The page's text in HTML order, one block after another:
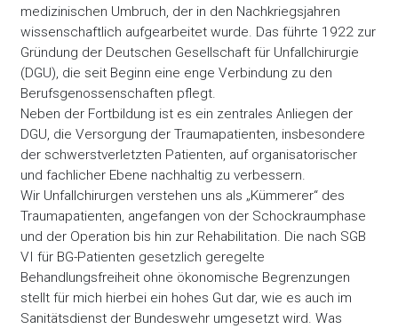
medizinischen Umbruch, der in den Nachkriegsjahren
wissenschaftlich aufgearbeitet wurde. Das führte 1922 zur
Gründung der Deutschen Gesellschaft für Unfallchirurgie
(DGU), die seit Beginn eine enge Verbindung zu den
Berufsgenossenschaften pflegt.
Neben der Fortbildung ist es ein zentrales Anliegen der
DGU, die Versorgung der Traumapatienten, insbesondere
der schwerstverletzten Patienten, auf organisatorischer
und fachlicher Ebene nachhaltig zu verbessern.
Wir Unfallchirurgen verstehen uns als „Kümmerer“ des
Traumapatienten, angefangen von der Schockraumphase
und der Operation bis hin zur Rehabilitation. Die nach SGB
VI für BG-Patienten gesetzlich geregelte
Behandlungsfreiheit ohne ökonomische Begrenzungen
stellt für mich hierbei ein hohes Gut dar, wie es auch im
Sanitätsdienst der Bundeswehr umgesetzt wird. Was